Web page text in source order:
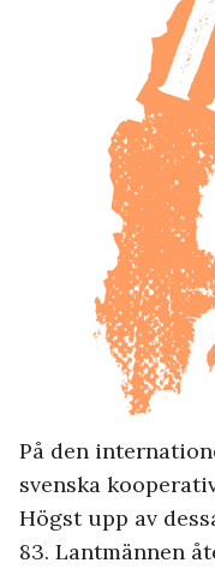
På den
svenska
Högst upp av
83. Lantmännen